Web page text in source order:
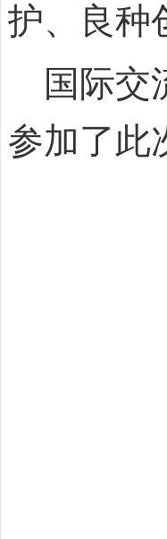
护、良种
国际交
参加了此